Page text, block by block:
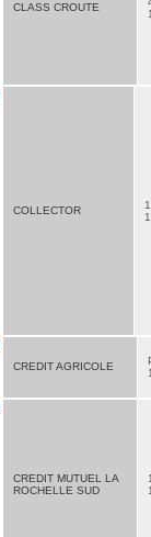
CLASS CROUTE
COLLECTOR
CREDIT AGRICOLE
CREDIT MUTUEL LA
ROCHELLE SUD